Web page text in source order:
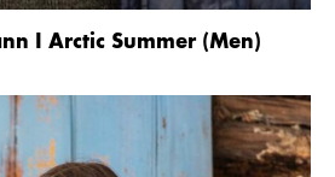
I Arctic Summer (Men)